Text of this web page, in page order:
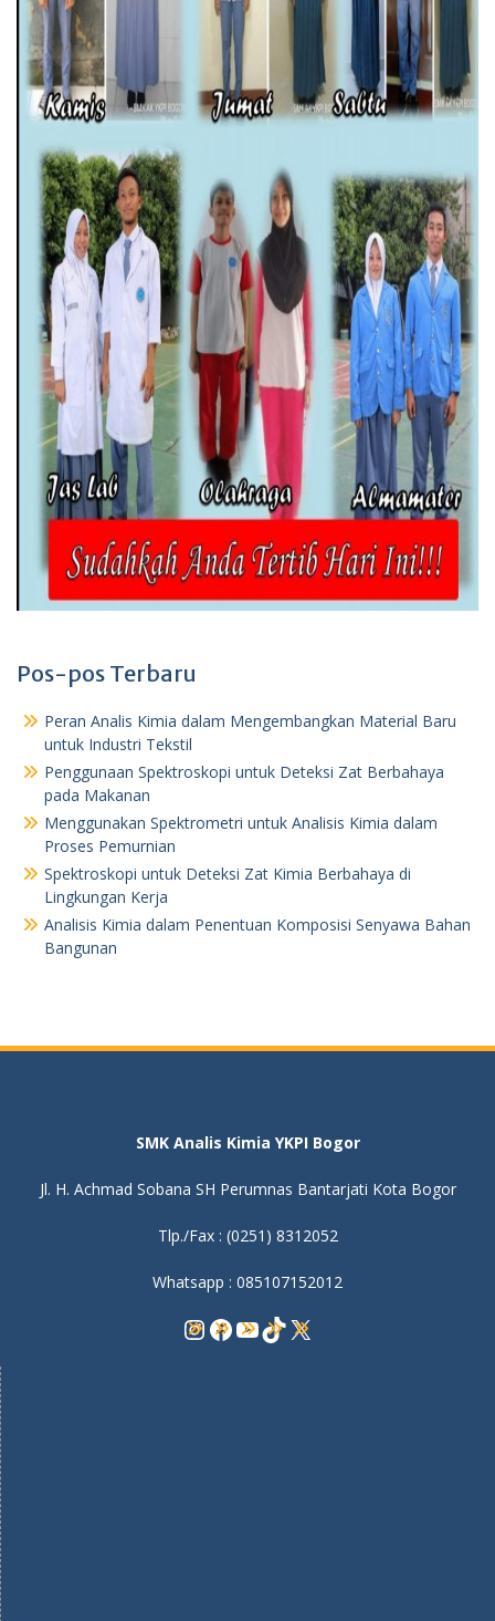
Pos-pos Terbaru
Peran Analis Kimia dalam Mengembangkan Material Baru
untuk Industri Tekstil
Penggunaan Spektroskopi untuk Deteksi Zat Berbahaya
pada Makanan
Menggunakan Spektrometri untuk Analisis Kimia dalam
Proses Pemurnian
Spektroskopi untuk Deteksi Zat Kimia Berbahaya di
Lingkungan Kerja
Analisis Kimia dalam Penentuan Komposisi Senyawa Bahan
Bangunan
SMK Analis Kimia YKPI Bogor
Jl. H. Achmad Sobana SH Perumnas Bantarjati Kota Bogor
Tlp./Fax : (0251) 8312052
Whatsapp : 085107152012
Instagram
Facebook
YouTube
TikTok
X